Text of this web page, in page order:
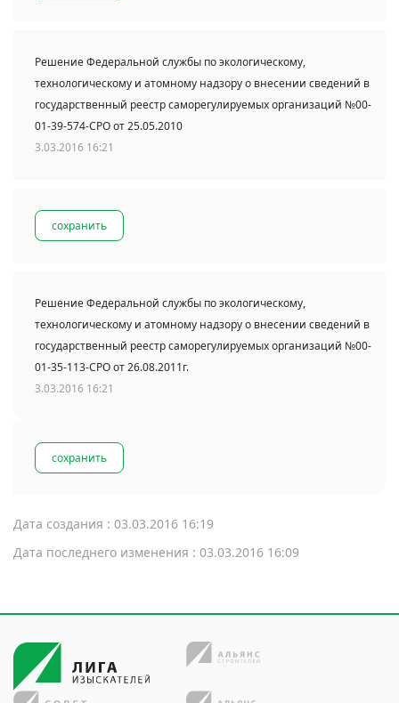
Решение Федеральной службы по экологическому,
технологическому и атомному надзору о внесении сведений в
государственный реестр саморегулируемых организаций №00-
01-39-574-СРО от 25.05.2010
3.03.2016 16:21
сохранить
Решение Федеральной службы по экологическому,
технологическому и атомному надзору о внесении сведений в
государственный реестр саморегулируемых организаций №00-
01-35-113-СРО от 26.08.2011г.
3.03.2016 16:21
сохранить
Дата создания : 03.03.2016 16:19
Дата последнего изменения : 03.03.2016 16:09